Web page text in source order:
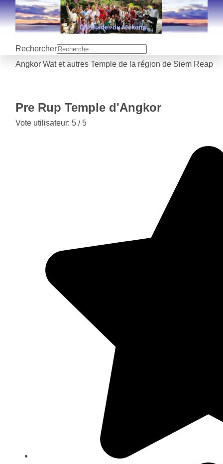
Rechercher
Angkor Wat et autres Temple de la région de Siem Reap
Pre Rup Temple d'Angkor
Vote utilisateur: 5 / 5